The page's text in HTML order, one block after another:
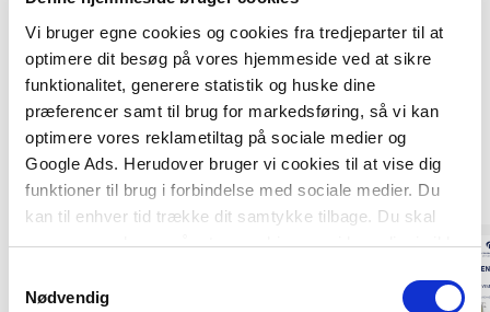
Vi bruger egne cookies og cookies fra tredjeparter til at
optimere dit besøg på vores hjemmeside ved at sikre
funktionalitet, generere statistik og huske dine
præferencer samt til brug for markedsføring, så vi kan
optimere vores reklametiltag på sociale medier og
Google Ads. Herudover bruger vi cookies til at vise dig
funktioner til brug i forbindelse med sociale medier. Du
kan til enhver tid trække dit samtykke tilbage. Du skal
være opmærksom på, at vores hjemmeside muligvis ikke
tilbagetrækker et samtykke.
Nødvendig
Andre har også købt